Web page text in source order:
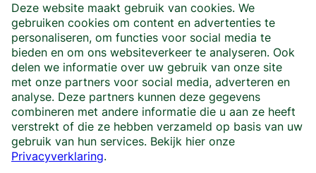
Deze website maakt gebruik van cookies. We
gebruiken cookies om content en advertenties te
personaliseren, om functies voor social media te
bieden en om ons websiteverkeer te analyseren. Ook
delen we informatie over uw gebruik van onze site
met onze partners voor social media, adverteren en
analyse. Deze partners kunnen deze gegevens
combineren met andere informatie die u aan ze heeft
verstrekt of die ze hebben verzameld op basis van uw
gebruik van hun services. Bekijk hier onze
Privacyverklaring.